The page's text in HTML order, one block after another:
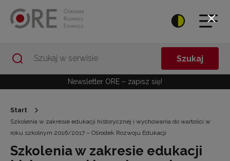
Szukaj
Newsletter ORE – zapisz się!
Start
Szkolenia w zakresie edukacji historycznej i wychowania do wartości w
roku szkolnym 2016/2017 – Ośrodek Rozwoju Edukacji
Szkolenia w zakresie edukacji